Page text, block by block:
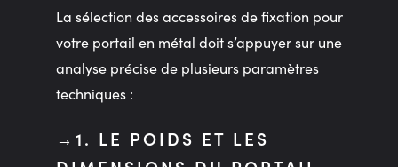
La sélection des accessoires de fixation pour
votre portail en métal doit s’appuyer sur une
analyse précise de plusieurs paramètres
techniques :
1. LE POIDS ET LES